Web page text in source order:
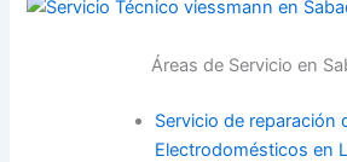
Áreas de Servicio en
Servicio de reparación
Electrodomésticos en